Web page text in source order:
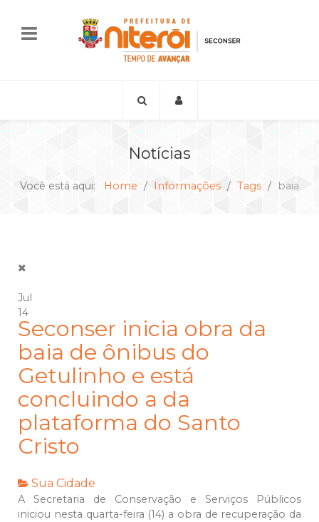
Notícias
Você está aqui: Home Informações Tags baia
Jul
14
Seconser inicia obra da
baia de ônibus do
Getulinho e está
concluindo a da
plataforma do Santo
Cristo
Sua Cidade
A Secretaria de Conservação e Serviços Públicos
iniciou nesta quarta-feira (14) a obra de recuperação da